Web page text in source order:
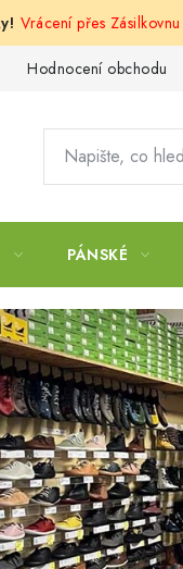
Vrácení přes
Hodnocení obchodu
PÁNSKÉ